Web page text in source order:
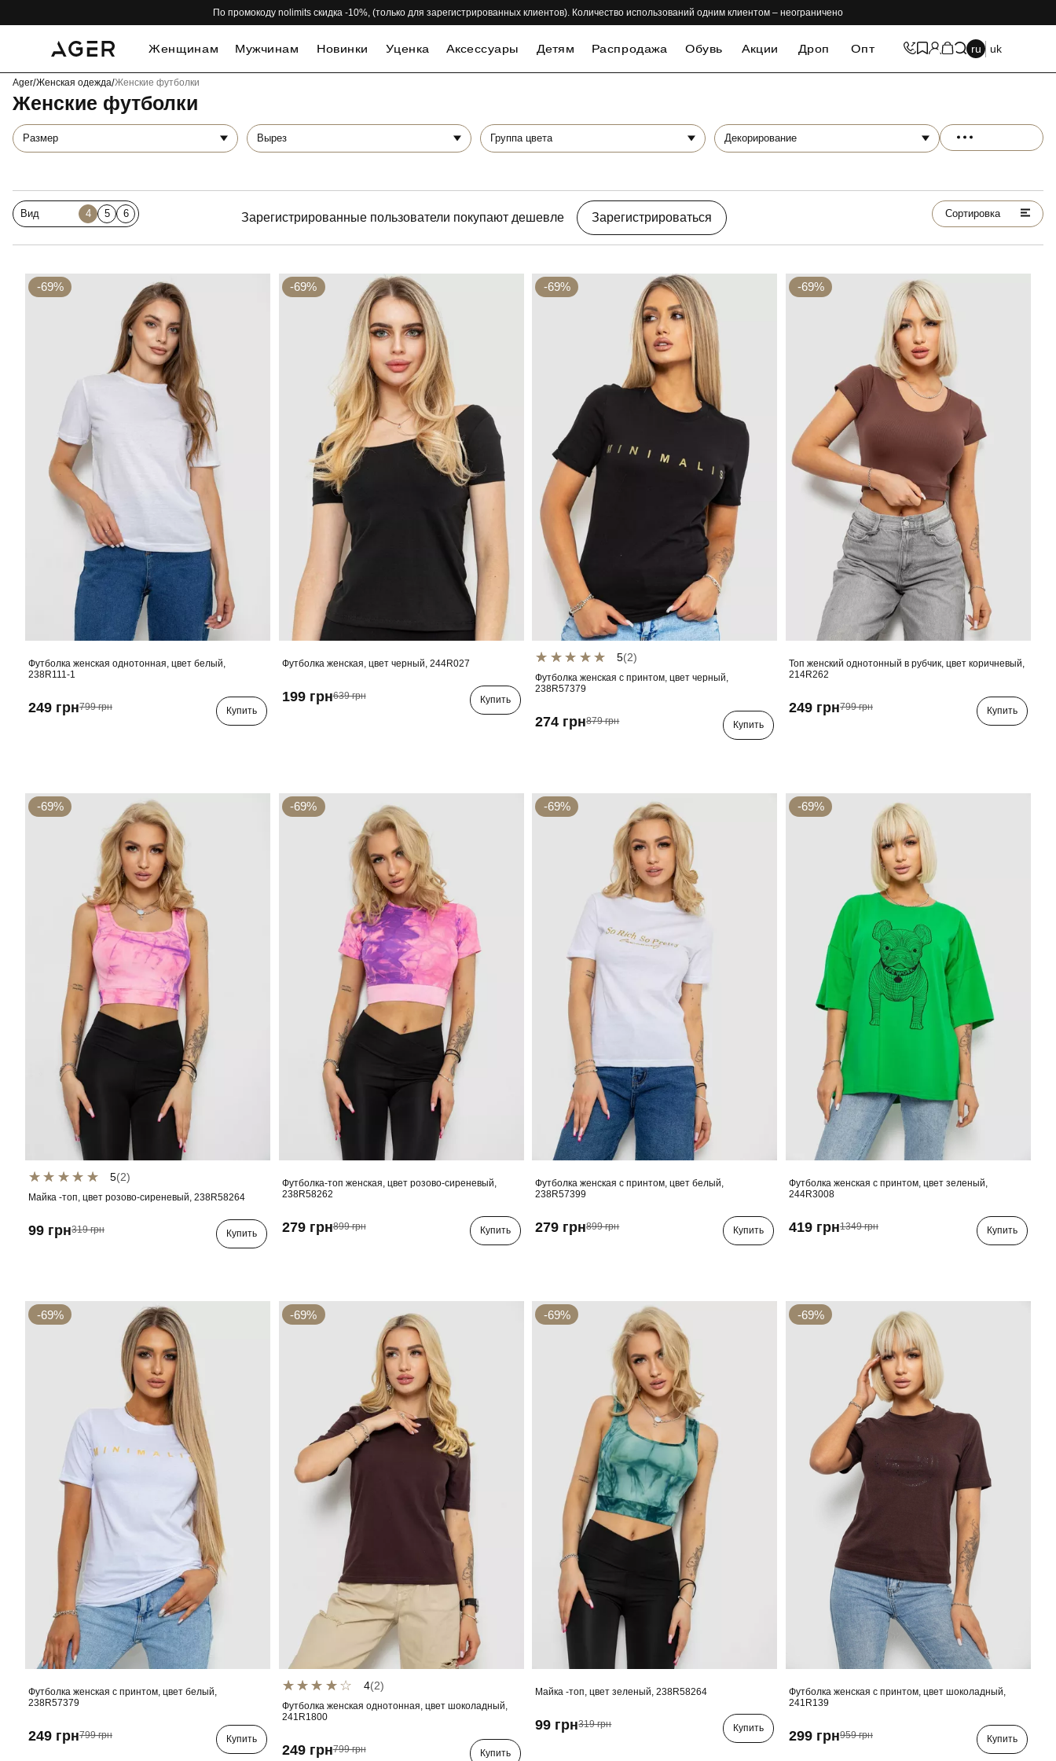
По промокоду nolimits скидка -10%, (только для зарегистрированных клиентов). Количество использований одним клиентом – неограничено
Женщинам Мужчинам Новинки Уценка Аксессуары Детям Распродажа Обувь Акции Дроп Опт ru uk
Ager/Женская одежда/Женские футболки
Женские футболки
Размер Вырез Группа цвета Декорирование
Вид 4 5 6 Зарегистрированные пользователи покупают дешевле Зарегистрироваться Сортировка
-69%
Футболка женская однотонная, цвет белый,
238R111-1
249 грн799 грн Купить
-69%
Футболка женская, цвет черный, 244R027
199 грн639 грн Купить
-69%
5(2)
Футболка женская с принтом, цвет черный,
238R57379
274 грн879 грн Купить
-69%
Топ женский однотонный в рубчик, цвет коричневый,
214R262
249 грн799 грн Купить
-69%
5(2)
Майка -топ, цвет розово-сиреневый, 238R58264
99 грн319 грн Купить
-69%
Футболка-топ женская, цвет розово-сиреневый,
238R58262
279 грн899 грн Купить
-69%
Футболка женская с принтом, цвет белый,
238R57399
279 грн899 грн Купить
-69%
Футболка женская с принтом, цвет зеленый,
244R3008
419 грн1349 грн Купить
-69%
Футболка женская с принтом, цвет белый,
238R57379
249 грн799 грн Купить
-69%
4(2)
Футболка женская однотонная, цвет шоколадный,
241R1800
249 грн799 грн Купить
-69%
Майка -топ, цвет зеленый, 238R58264
99 грн319 грн Купить
-69%
Футболка женская с принтом, цвет шоколадный,
241R139
299 грн959 грн Купить